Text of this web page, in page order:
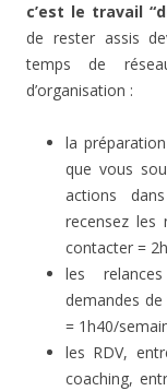
c’est le travail
de rester assis
temps de
d’organisation :
la
que vous
actions
recensez les
contacter =
les
demandes
= 1h40/
les RDV,
coaching,